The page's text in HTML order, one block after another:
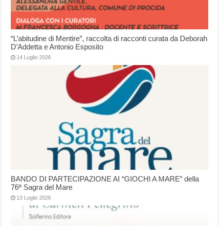
“L’abitudine di Mentire”, raccolta di racconti curata da Deborah
D’Addetta e Antonio Esposito
14 Luglio 2026
BANDO DI PARTECIPAZIONE AI “GIOCHI A MARE” della
76ª Sagra del Mare
13 Luglio 2026